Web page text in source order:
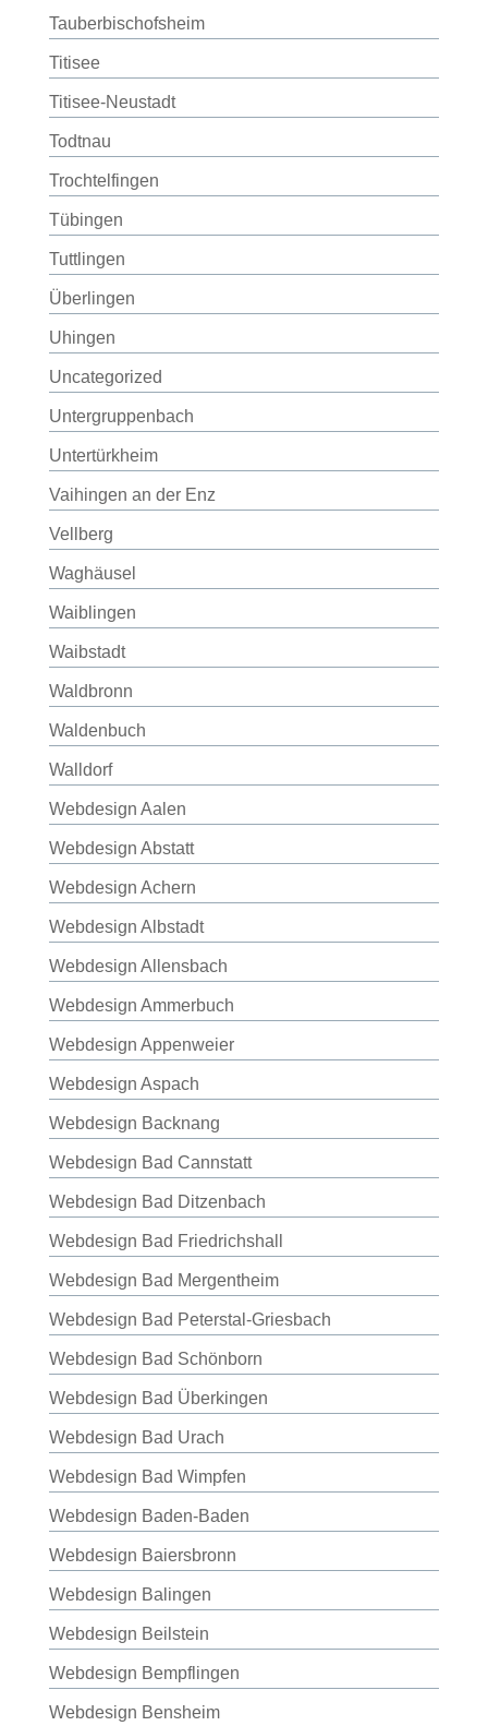
Tauberbischofsheim
Titisee
Titisee-Neustadt
Todtnau
Trochtelfingen
Tübingen
Tuttlingen
Überlingen
Uhingen
Uncategorized
Untergruppenbach
Untertürkheim
Vaihingen an der Enz
Vellberg
Waghäusel
Waiblingen
Waibstadt
Waldbronn
Waldenbuch
Walldorf
Webdesign Aalen
Webdesign Abstatt
Webdesign Achern
Webdesign Albstadt
Webdesign Allensbach
Webdesign Ammerbuch
Webdesign Appenweier
Webdesign Aspach
Webdesign Backnang
Webdesign Bad Cannstatt
Webdesign Bad Ditzenbach
Webdesign Bad Friedrichshall
Webdesign Bad Mergentheim
Webdesign Bad Peterstal-Griesbach
Webdesign Bad Schönborn
Webdesign Bad Überkingen
Webdesign Bad Urach
Webdesign Bad Wimpfen
Webdesign Baden-Baden
Webdesign Baiersbronn
Webdesign Balingen
Webdesign Beilstein
Webdesign Bempflingen
Webdesign Bensheim